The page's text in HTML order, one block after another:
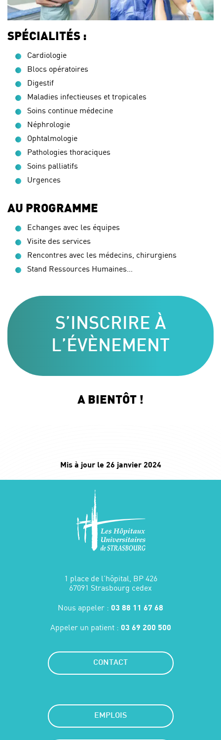
SPÉCIALITÉS :
Cardiologie
Blocs opératoires
Digestif
Maladies infectieuses et tropicales
Soins continue médecine
Néphrologie
Ophtalmologie
Pathologies thoraciques
Soins palliatifs
Urgences
AU PROGRAMME
Echanges avec les équipes
Visite des services
Rencontres avec les médecins, chirurgiens
Stand Ressources Humaines…
S’INSCRIRE À
L’ÉVÈNEMENT
A BIENTÔT !
Mis à jour le 26 janvier 2024
1 place de l'hôpital, BP 426
67091 Strasbourg cedex
Nous appeler : 03 88 11 67 68
Appeler un patient : 03 69 200 500
CONTACT
EMPLOIS